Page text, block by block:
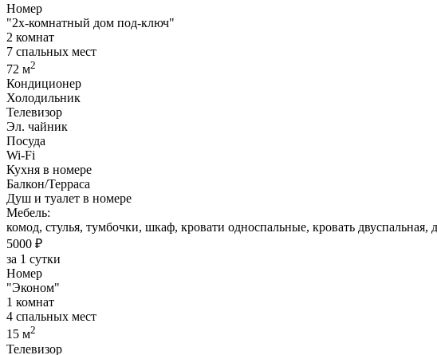
Номер
"2х-комнатный дом под-ключ"
2 комнат
7 спальных мест
72 м2
Кондиционер
Холодильник
Телевизор
Эл. чайник
Посуда
Wi-Fi
Кухня в номере
Балкон/Терраса
Душ и туалет в номере
Мебель:
комод, стулья, тумбочки, шкаф, кровати односпальные, кровать
5000 ₽
за 1 сутки
Номер
"Эконом"
1 комнат
4 спальных мест
15 м2
Телевизор